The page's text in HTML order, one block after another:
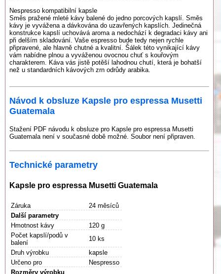
Nespresso kompatibilní kapsle
Směs pražené mleté kávy balené do jedno porcových kapslí. Směs
kávy je vyvážena a dávkována do uzavřených kapslích. Jedinečná
konstrukce kapslí uchovává aroma a nedochází k degradaci kávy ani
při delším skladování. Vaše espresso bude tedy nejen rychle
připravené, ale hlavně chutné a kvalitní. Šálek této vynikající kávy
vám nabídne plnou a vyváženou ovocnou chuť s kouřovým
charakterem. Káva vás jistě potěší lahodnou chutí, která je bohatší
než u standardních kávových zrn odrůdy arabika.
Návod k obsluze Kapsle pro espressa Musetti
Guatemala
Stažení PDF návodu k obsluze pro Kapsle pro espressa Musetti
Guatemala není v současné době možné. Soubor není připraven.
Technické parametry
Kapsle pro espressa Musetti Guatemala
Záruka
24 měsíců
Další parametry
Hmotnost kávy
120 g
Počet kapslí/podů v
balení
10 ks
Druh výrobku
kapsle
Určeno pro
Nespresso
Rozměry výrobku